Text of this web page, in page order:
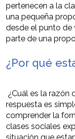
pertenecen a la
una pequeña
desde el punto de
parte de una
¿Por qué
¿Cuál es la razón
respuesta es
comprender la
clases sociales